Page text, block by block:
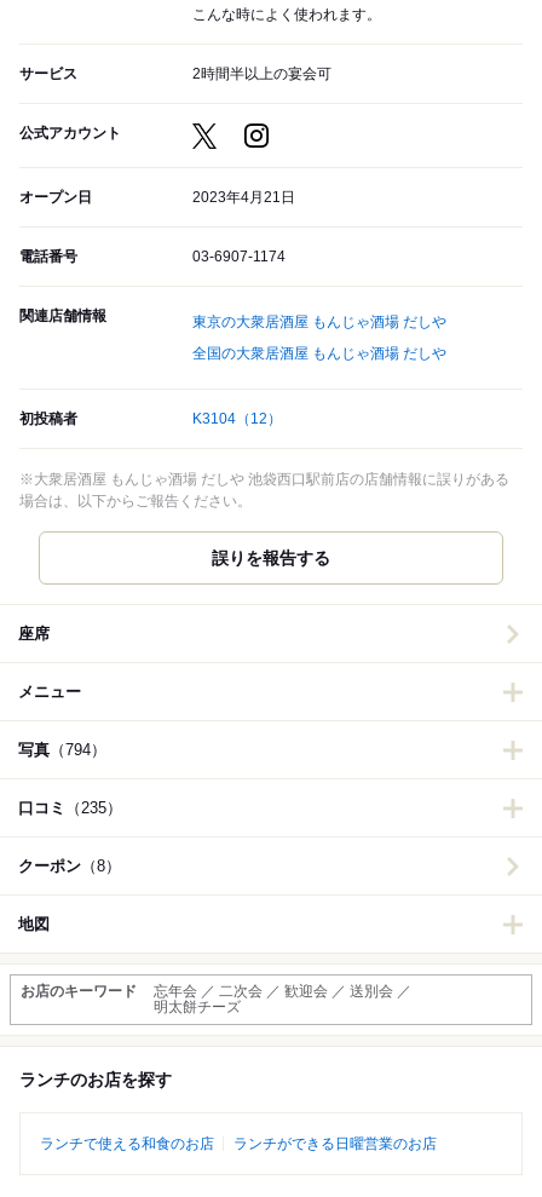
こんな時によく使われます。
サービス 2時間半以上の宴会可
公式アカウント
オープン日 2023年4月21日
電話番号 03-6907-1174
関連店舗情報
東京の大衆居酒屋 もんじゃ酒場 だしや
全国の大衆居酒屋 もんじゃ酒場 だしや
初投稿者 K3104 （12）
※大衆居酒屋 もんじゃ酒場 だしや 池袋西口駅前店の店舗情報に誤りがある
場合は、以下からご報告ください。
誤りを報告する
座席
メニュー
写真 （794）
口コミ （235）
クーポン （8）
地図
お店のキーワード
忘年会 ／ 二次会 ／ 歓迎会 ／ 送別会 ／
明太餅チーズ
ランチのお店を探す
ランチで使える和食のお店 ランチができる日曜営業のお店